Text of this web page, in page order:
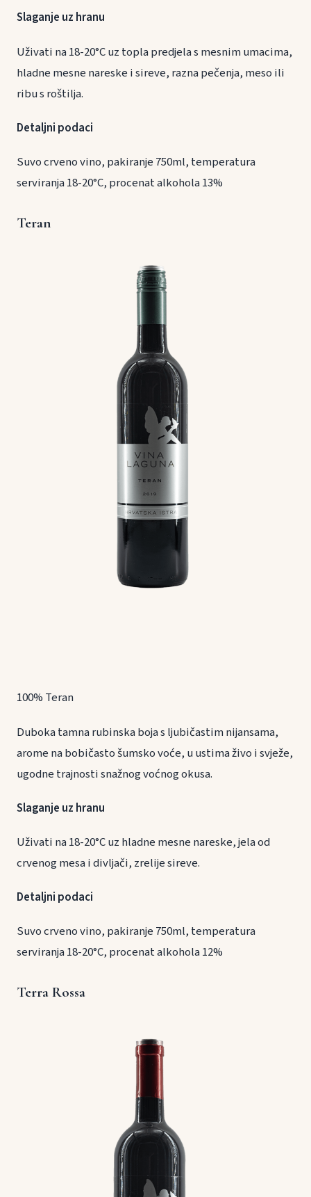
Slaganje uz hranu
Uživati na 18-20°C uz topla predjela s mesnim umacima,
hladne mesne nareske i sireve, razna pečenja, meso ili
ribu s roštilja.
Detaljni podaci
Suvo crveno vino, pakiranje 750ml, temperatura
serviranja 18-20°C, procenat alkohola 13%
Teran
100% Teran
Duboka tamna rubinska boja s ljubičastim nijansama,
arome na bobičasto šumsko voće, u ustima živo i svježe,
ugodne trajnosti snažnog voćnog okusa.
Slaganje uz hranu
Uživati na 18-20°C uz hladne mesne nareske, jela od
crvenog mesa i divljači, zrelije sireve.
Detaljni podaci
Suvo crveno vino, pakiranje 750ml, temperatura
serviranja 18-20°C, procenat alkohola 12%
Terra Rossa